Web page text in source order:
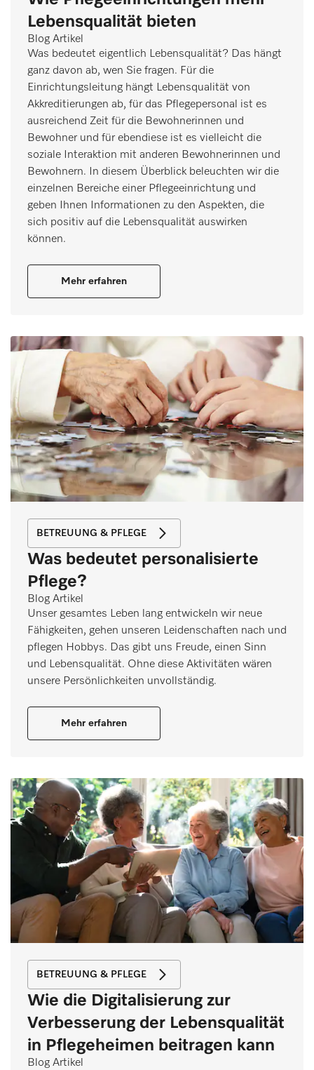
Lebensqualität bieten
Blog Artikel
Was bedeutet eigentlich Lebensqualität? Das hängt
ganz davon ab, wen Sie fragen. Für die
Einrichtungsleitung hängt Lebensqualität von
Akkreditierungen ab, für das Pflegepersonal ist es
ausreichend Zeit für die Bewohnerinnen und
Bewohner und für ebendiese ist es vielleicht die
soziale Interaktion mit anderen Bewohnerinnen und
Bewohnern. In diesem Überblick beleuchten wir die
einzelnen Bereiche einer Pflegeeinrichtung und
geben Ihnen Informationen zu den Aspekten, die
sich positiv auf die Lebensqualität auswirken
können.
Mehr erfahren
BETREUUNG & PFLEGE
Was bedeutet personalisierte
Pflege?
Blog Artikel
Unser gesamtes Leben lang entwickeln wir neue
Fähigkeiten, gehen unseren Leidenschaften nach und
pflegen Hobbys. Das gibt uns Freude, einen Sinn
und Lebensqualität. Ohne diese Aktivitäten wären
unsere Persönlichkeiten unvollständig.
Mehr erfahren
BETREUUNG & PFLEGE
Wie die Digitalisierung zur
Verbesserung der Lebensqualität
in Pflegeheimen beitragen kann
Blog Artikel